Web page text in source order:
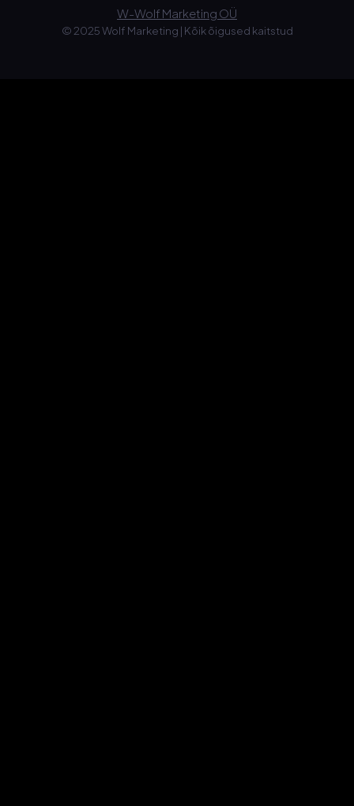
W-Wolf Marketing OÜ
© 2025 Wolf Marketing | Kõik õigused kaitstud